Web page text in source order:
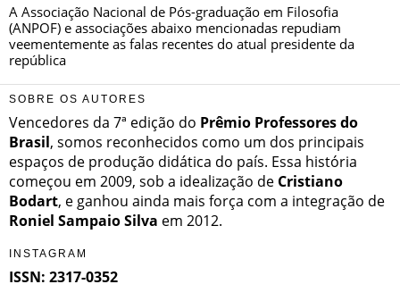
A Associação Nacional de Pós-graduação em Filosofia
(ANPOF) e associações abaixo mencionadas repudiam
veementemente as falas recentes do atual presidente da
república
SOBRE OS AUTORES
Vencedores da 7ª edição do Prêmio Professores do
Brasil, somos reconhecidos como um dos principais
espaços de produção didática do país. Essa história
começou em 2009, sob a idealização de Cristiano
Bodart, e ganhou ainda mais força com a integração de
Roniel Sampaio Silva em 2012.
INSTAGRAM
ISSN: 2317-0352